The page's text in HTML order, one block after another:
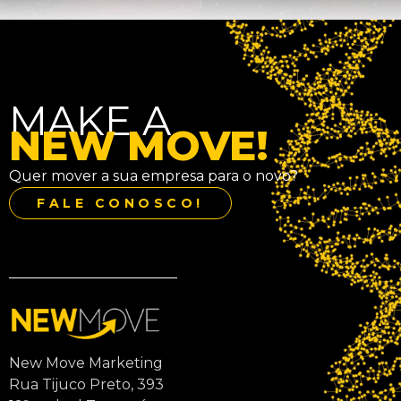
MAKE A
NEW MOVE!
Quer mover a sua empresa para o novo?
FALE CONOSCO!
New Move Marketing
Rua Tijuco Preto, 393